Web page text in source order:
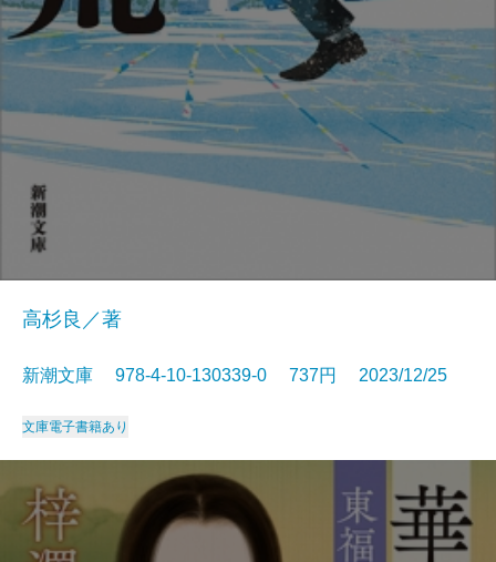
高杉良／著
新潮文庫 978-4-10-130339-0 737円 2023/12/25
文庫電子書籍あり